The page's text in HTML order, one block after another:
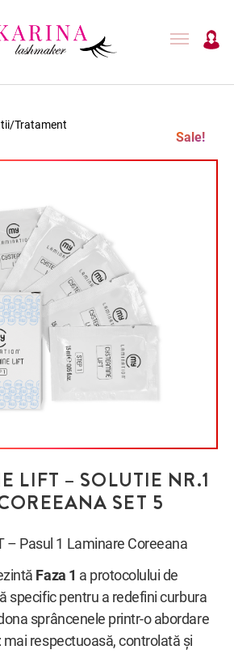
Tratament
Sale!
LIFT – SOLUTIE NR.1
SET 5
– Pasul 1 Laminare Coreeana
Faza 1 a protocolului de
specific pentru a redefini curbura
sprâncenele printr-o abordare
respectuoasă, controlată și